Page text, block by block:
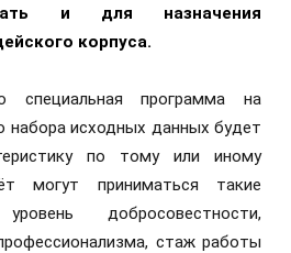
и для назначения
корпуса.
специальная программа на
набора исходных данных будет
по тому или иному
могут приниматься такие
добросовестности,
стаж работы